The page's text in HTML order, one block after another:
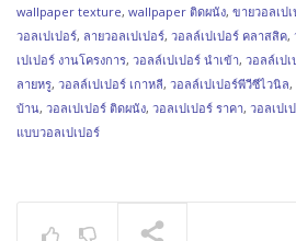
wallpaper texture, wallpaper ติดผนัง, ขายวอลเป
วอลเปเปอร์, ลายวอลเปเปอร์, วอลล์เปเปอร์ คลาสสิค,
เปเปอร์ งานโครงการ, วอลล์เปเปอร์ นำเข้า, วอลล์เป
ลายหรู, วอลล์เปเปอร์ เกาหลี, วอลล์เปเปอร์พีวีซีไวนิล,
บ้าน, วอลเปเปอร์ ติดผนัง, วอลเปเปอร์ ราคา, วอลเปเ
แบบวอลเปเปอร์